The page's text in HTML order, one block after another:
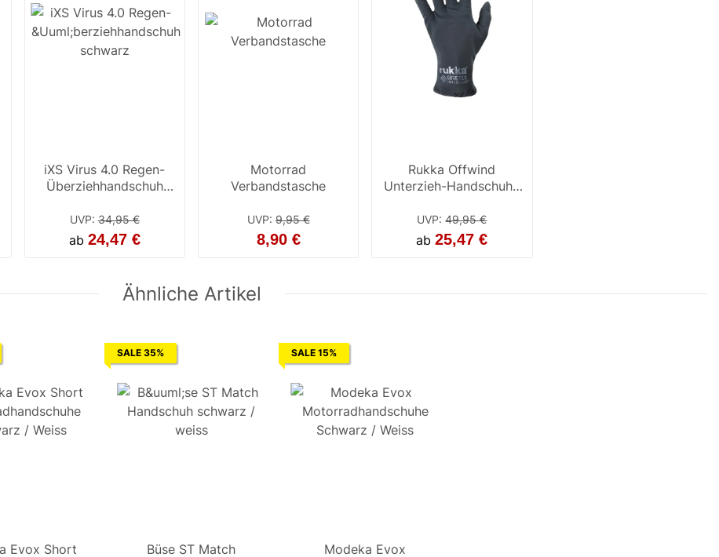
iXS Virus 4.0 Regen-
Überziehhandschuh
UVP:34,95 €
ab 24,47 €
Motorrad
Verbandstasche
UVP:9,95 €
8,90 €
Rukka Offwind
Unterzieh-Handschuhe
UVP:49,95 €
ab25,47 €
Ähnliche Artikel
Evox Short
Modeka Evox Short
Modeka Evox Short
SALE 35%
Büse ST Match
Büse ST Match
SALE 15%
Modeka Evox